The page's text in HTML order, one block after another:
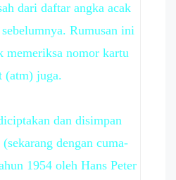
dari daftar angka acak
Rumusan ini
memeriksa nomor kartu
(atm) juga.
dan disimpan
dengan cuma-
1954 oleh Hans Peter